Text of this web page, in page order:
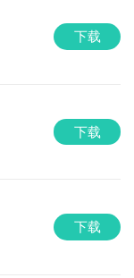
下载
下载
下载